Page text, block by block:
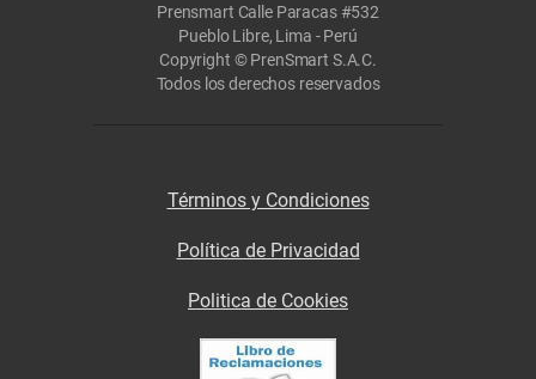
Prensmart Calle Paracas #532
Pueblo Libre, Lima - Perú
Copyright © PrenSmart S.A.C.
Todos los derechos reservados
Términos y Condiciones
Política de Privacidad
Politica de Cookies